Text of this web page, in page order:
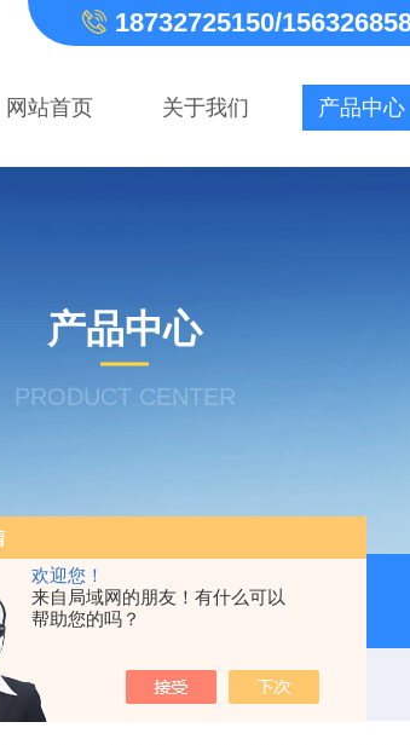
欢迎您！
来自局域网的朋友！有什么可以
帮助您的吗？
18732725150/
网站首页 关于我们 产品中心
产品中心
PRODUCT CENTER
岩棉吸音板（吊顶专用装饰材料）